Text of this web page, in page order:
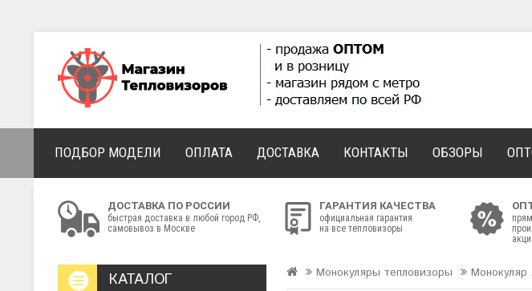
ПОДБОР МОДЕЛИ ОПЛАТА ДОСТАВКА КОНТАКТЫ ОБЗОРЫ
ДОСТАВКА ПО РОССИИ
быстрая доставка в любой город РФ,
самовывоз в Москве
ГАРАНТИЯ КАЧЕСТВА
официальная гарантия
на все тепловизоры
КАТАЛОГ Монокуляры тепловизоры